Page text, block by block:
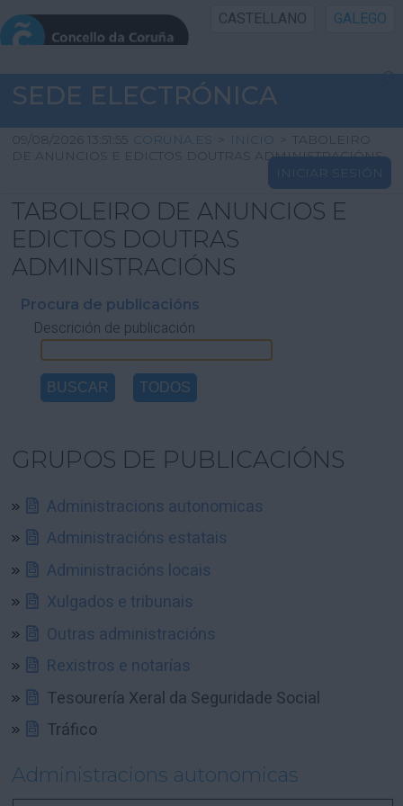
CASTELLANO GALEGO
INICIO SEDE
INICIO
INFORMACIÓN PÚBLICA
CARTAFOL CIDADÁN
UTILIDADES
AXUDA
SEDE ELECTRÓNICA
09/08/2026 13:51:55 CORUNA.ES > INICIO > TABOLEIRO
DE ANUNCIOS E EDICTOS DOUTRAS ADMINISTRACIÓNS
INICIAR SESIÓN
TABOLEIRO DE ANUNCIOS E
EDICTOS DOUTRAS
ADMINISTRACIÓNS
Procura de publicacións
Descrición de publicación
GRUPOS DE PUBLICACIÓNS
Administracions autonomicas
Administracións estatais
Administracións locais
Xulgados e tribunais
Outras administracións
Rexistros e notarías
Tesourería Xeral da Seguridade Social
Tráfico
Administracions autonomicas